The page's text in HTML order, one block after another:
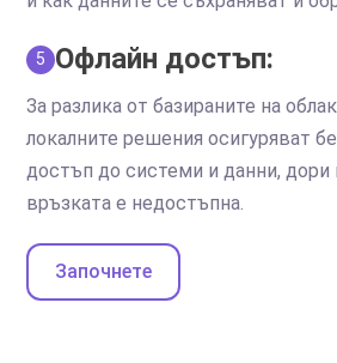
5 Офлайн достъп:
За разлика от базираните на
локалните решения осигуряват
достъп до системи и данни, дори
връзката е недостъпна.
Започнете